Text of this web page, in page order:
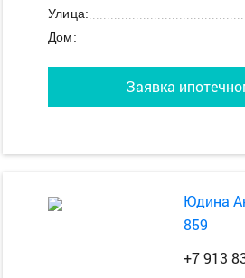
Улица:
Дом:
Заявка
Юдина
859
+7 913